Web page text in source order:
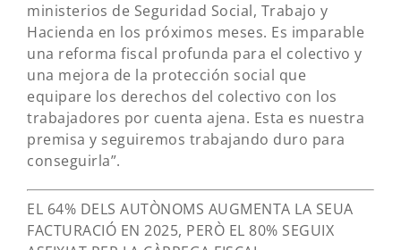
ministerios de Seguridad Social, Trabajo y
Hacienda en los próximos meses. Es imparable
una reforma fiscal profunda para el colectivo y
una mejora de la protección social que
equipare los derechos del colectivo con los
trabajadores por cuenta ajena. Esta es nuestra
premisa y seguiremos trabajando duro para
conseguirla”.
EL 64% DELS AUTÒNOMS AUGMENTA LA SEUA
FACTURACIÓ EN 2025, PERÒ EL 80% SEGUIX